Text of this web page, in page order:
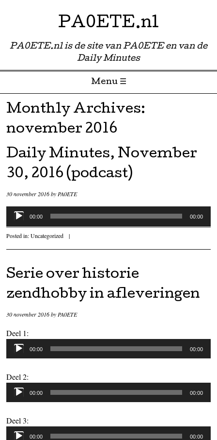
PA0ETE.nl
PA0ETE.nl is de site van PA0ETE en van de
Daily Minutes
Menu ☰
Skip to content
Monthly Archives:
november 2016
Daily Minutes, November
30, 2016 (podcast)
30 november 2016byPA0ETE
Audiospeler
00:00 00:00
Posted in:Uncategorized |
Serie over historie
zendhobby in afleveringen
30 november 2016by PA0ETE
Deel 1:
Audiospeler
00:00 00:00
Deel 2:
Audiospeler
00:00 00:00
Deel 3:
Audiospeler
00:00 00:00